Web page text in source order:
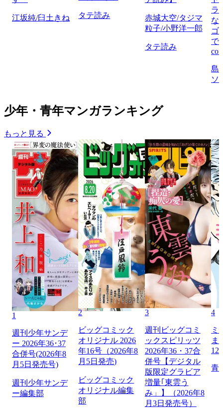
江坂純/臼土きね タテ読み
赤城大空/タジマ
粒子/小野洋一郎
タテ読み
ラ
な
ゴ
で
島
ソ
少年・青年マンガランキング
もっと見る
1
週刊少年サンデ
ー 2026年36･37
合併号(2026年8
月5日発売号)
週刊少年サンデ
ー編集部
2
ビッグコミック
オリジナル 2026
年16号（2026年8
月5日発売)
ビッグコミック
オリジナル編集
部
3
週刊ビッグコミ
ックスピリッツ
2026年36・37合
併号【デジタル
版限定グラビア
増量｢東雲う
み」】（2026年8
月3日発売号）
4
ミ
ま
129
青